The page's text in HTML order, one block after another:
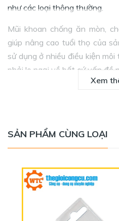
như các loại thông thường.
Mũi khoan chống ăn mòn,
giúp nâng cao tuổi thọ của
sử dụng ở nhiều điều kiện
phải lo ngại về bất cứ vấn đề
- Xuất xứ: China
- Chuôi lục giác
- Trọng lượng: 0.12kg
Xem
SẢN PHẨM CÙNG LOẠI